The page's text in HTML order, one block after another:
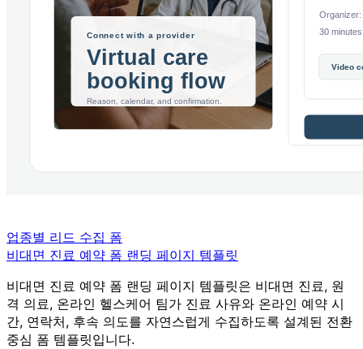
업종별 리드 수집 폼
비대면 진료 예약 폼 랜딩 페이지 템플릿
비대면 진료 예약 폼 랜딩 페이지 템플릿은 비대면 진료, 원
격 의료, 온라인 헬스케어 팀가 진료 사유와 온라인 예약 시
간, 연락처, 후속 의도를 자연스럽게 수집하도록 설계된 전환
중심 폼 템플릿입니다.